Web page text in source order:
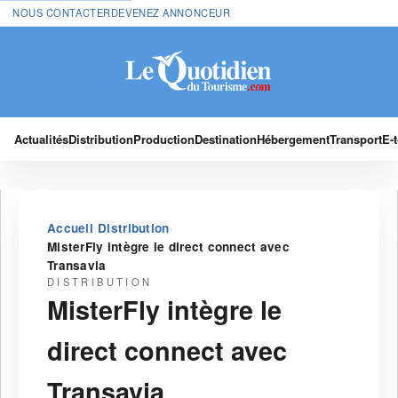
NOUS CONTACTERDEVENEZ ANNONCEUR
ActualitésDistributionProductionDestinationHébergementTransport
Accueil›Distribution›
MisterFly intègre le direct connect avec
Transavia
DISTRIBUTION
MisterFly intègre le
direct connect avec